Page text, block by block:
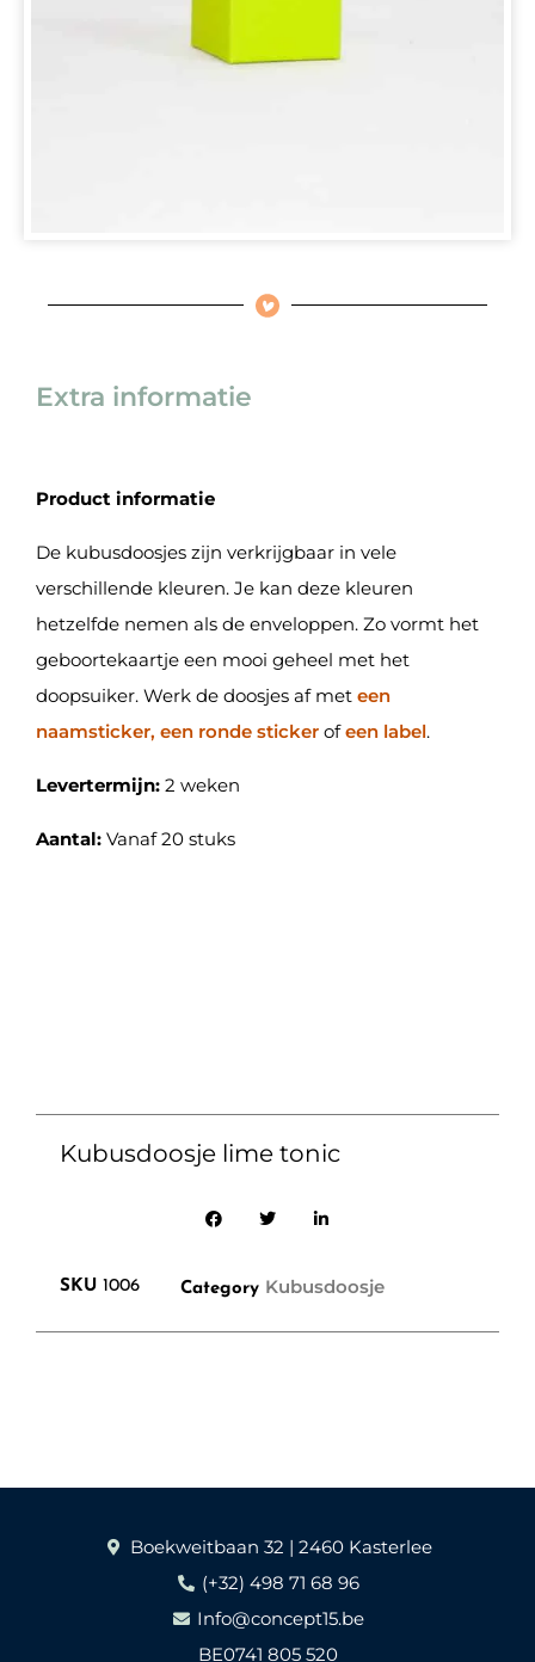
Extra informatie
Product informatie
De kubusdoosjes zijn verkrijgbaar in vele
verschillende kleuren. Je kan deze kleuren
hetzelfde nemen als de enveloppen. Zo vormt het
geboortekaartje een mooi geheel met het
doopsuiker. Werk de doosjes af met een
naamsticker, een ronde sticker ofeen label.
Levertermijn: 2 weken
Aantal: Vanaf 20 stuks
Kubusdoosje lime tonic
SKU 1006 Category Kubusdoosje
Boekweitbaan 32 | 2460 Kasterlee
(+32) 498 71 68 96
Info@concept15.be
BE0741 805 520